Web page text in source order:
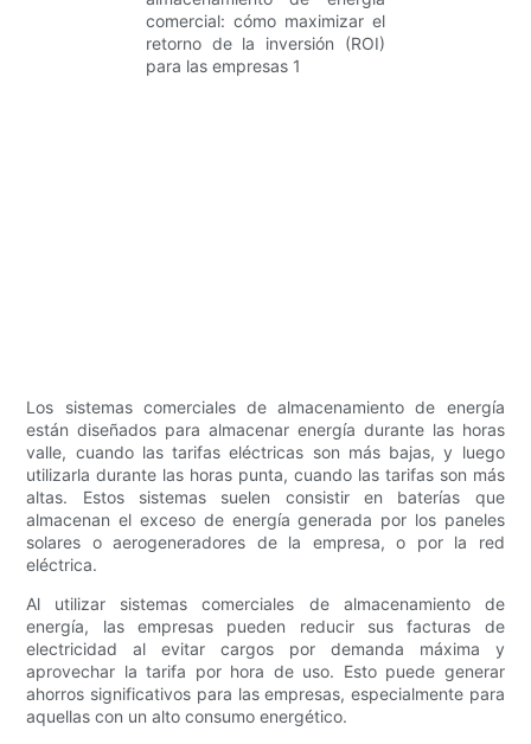
Los sistemas comerciales de almacenamiento de energía
están diseñados para almacenar energía durante las horas
valle, cuando las tarifas eléctricas son más bajas, y luego
utilizarla durante las horas punta, cuando las tarifas son más
altas. Estos sistemas suelen consistir en baterías que
almacenan el exceso de energía generada por los paneles
solares o aerogeneradores de la empresa, o por la red
eléctrica.
Al utilizar sistemas comerciales de almacenamiento de
energía, las empresas pueden reducir sus facturas de
electricidad al evitar cargos por demanda máxima y
aprovechar la tarifa por hora de uso. Esto puede generar
ahorros significativos para las empresas, especialmente para
aquellas con un alto consumo energético.